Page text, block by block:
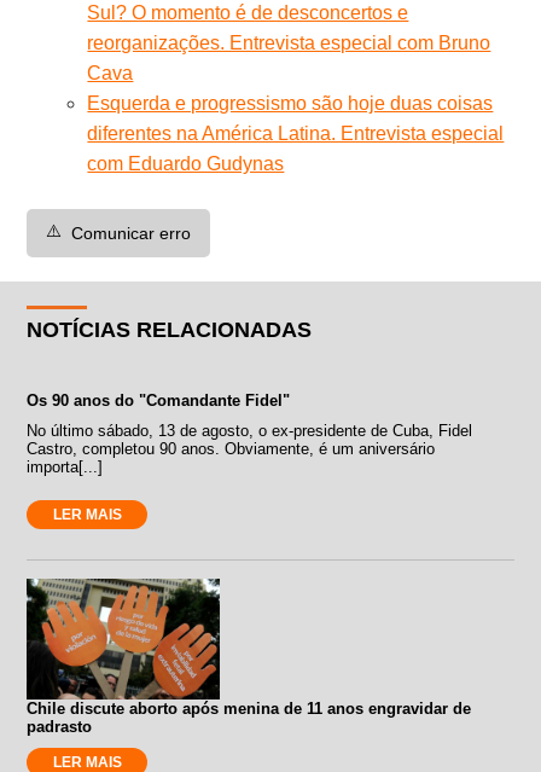
Sul? O momento é de desconcertos e
reorganizações. Entrevista especial com Bruno
Cava
Esquerda e progressismo são hoje duas coisas
diferentes na América Latina. Entrevista especial
com Eduardo Gudynas
⚠️ Comunicar erro
NOTÍCIAS RELACIONADAS
Os 90 anos do "Comandante Fidel"
No último sábado, 13 de agosto, o ex-presidente de Cuba, Fidel
Castro, completou 90 anos. Obviamente, é um aniversário
importa[...]
LER MAIS
Chile discute aborto após menina de 11 anos engravidar de
padrasto
LER MAIS